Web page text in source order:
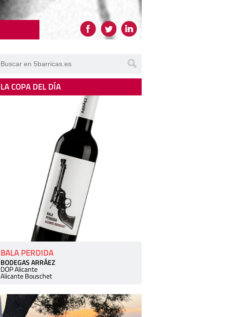
LA COPA DEL DÍA
BALA PERDIDA
BODEGAS ARRÁEZ
DOP Alicante
Alicante Bouschet